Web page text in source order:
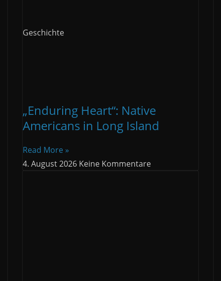
Geschichte
„Enduring Heart“: Native
Americans in Long Island
Read More »
4. August 2026 Keine Kommentare